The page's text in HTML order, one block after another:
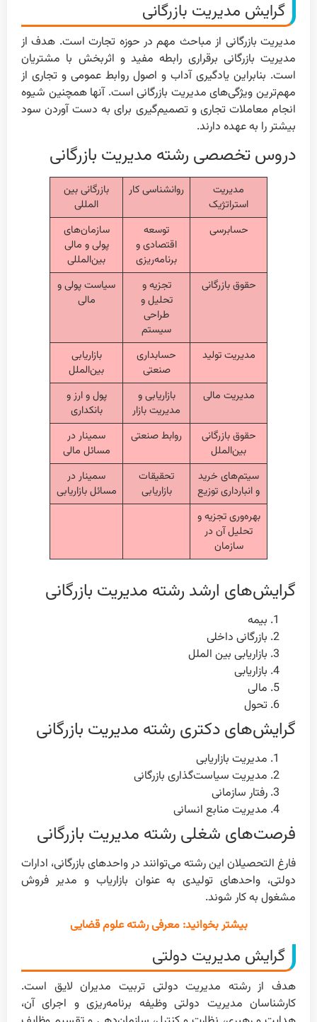
گرایش مدیریت بازرگانی
مدیریت بازرگانی از مباحث مهم در حوزه تجارت است. هدف از
مدیریت بازرگانی برقراری رابطه مفید و اثربخش با مشتریان
است. بنابراین یادگیری آداب و اصول روابط عمومی و تجاری از
مهم‌ترین ویژگی‌های مدیریت بازرگانی است. آنها همچنین شیوه
انجام معاملات تجاری و تصمیم‌گیری برای به دست آوردن سود
بیشتر را به عهده دارند.
دروس تخصصی رشته مدیریت بازرگانی
مدیریت
استراتژیک
روانشناسی کار
بازرگانی بین
المللی
حسابرسی
توسعه
اقتصادی و
برنامه‌ریزی
سازمان‌های
پولی و مالی
بین‌المللی
حقوق بازرگانی
تجزیه و
تحلیل و
طراحی
سیستم
سیاست پولی و
مالی
مدیریت تولید
حسابداری
صنعتی
بازاریابی
بین‌الملل
مدیریت مالی
بازاریابی و
مدیریت بازار
پول و ارز و
بانکداری
حقوق بازرگانی
بین‌الملل
روابط صنعتی
سمینار در
مسائل مالی
سیتم‌های خرید
و انبارداری توزیع
تحقیقات
بازاریابی
سمینار در
مسائل بازاریابی
بهره‌وری تجزیه و
تحلیل آن در
سازمان
گرایش‌های ارشد رشته مدیریت بازرگانی
بیمه
بازرگانی داخلی
بازاریابی بین الملل
بازاریابی
مالی
تحول
گرایش‌های دکتری رشته مدیریت بازرگانی
مدیریت بازاریابی
مدیریت سیاست‌گذاری بازرگانی
رفتار سازمانی
مدیریت منابع انسانی
فرصت‌های شغلی رشته مدیریت بازرگانی
فارغ التحصیلان این رشته می‌توانند در واحدهای بازرگانی، ادارات
دولتی، واحدهای تولیدی به عنوان بازاریاب و مدیر فروش
مشغول به کار شوند.
بیشتر بخوانید: معرفی رشته علوم قضایی
گرایش مدیریت دولتی
هدف از رشته مدیریت دولتی تربیت مدیران لایق است.
کارشناسان مدیریت دولتی وظیفه برنامه‌ریزی و اجرای آن،